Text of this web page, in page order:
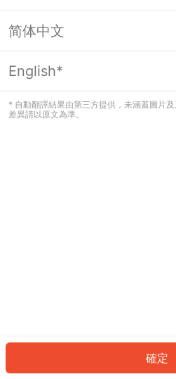
简体中文
English*
* 自動翻譯結果由第三方提供，未涵蓋圖片
差異請以原文為準。
確定